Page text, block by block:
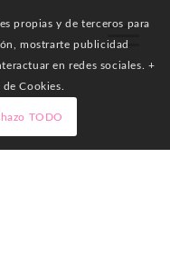
propias y de terceros para
mostrarte publicidad
en redes sociales. +
Cookies.
TODO